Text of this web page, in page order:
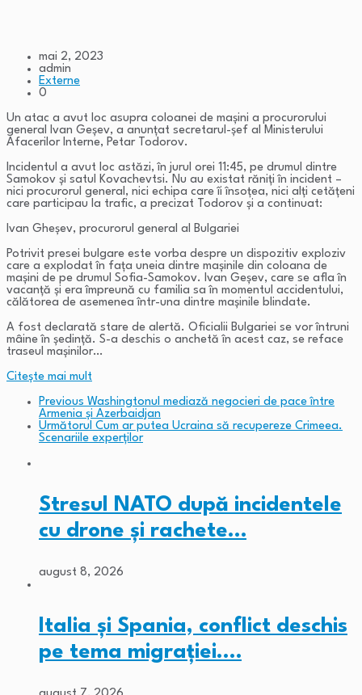
mai 2, 2023
admin
Externe
0
Un atac a avut loc asupra coloanei de mașini a procurorului
general Ivan Geșev, a anunțat secretarul-șef al Ministerului
Afacerilor Interne, Petar Todorov.
Incidentul a avut loc astăzi, în jurul orei 11:45, pe drumul dintre
Samokov și satul Kovachevtsi. Nu au existat răniți în incident –
nici procurorul general, nici echipa care îi însoțea, nici alți cetățeni
care participau la trafic, a precizat Todorov și a continuat:
Ivan Gheșev, procurorul general al Bulgariei
Potrivit presei bulgare este vorba despre un dispozitiv exploziv
care a explodat în fața uneia dintre mașinile din coloana de
mașini de pe drumul Sofia-Samokov. Ivan Geșev, care se afla în
vacanță și era împreună cu familia sa în momentul accidentului,
călătorea de asemenea într-una dintre mașinile blindate.
A fost declarată stare de alertă. Oficialii Bulgariei se vor întruni
mâine în ședință. S-a deschis o anchetă în acest caz, se reface
traseul mașinilor…
Citeşte mai mult
Previous Washingtonul mediază negocieri de pace între
Armenia şi Azerbaidjan
Următorul Cum ar putea Ucraina să recupereze Crimeea.
Scenariile experților
Stresul NATO după incidentele
cu drone și rachete…
august 8, 2026
Italia și Spania, conflict deschis
pe tema migrației.…